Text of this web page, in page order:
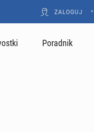
ZALOGUJ •
Poradnik